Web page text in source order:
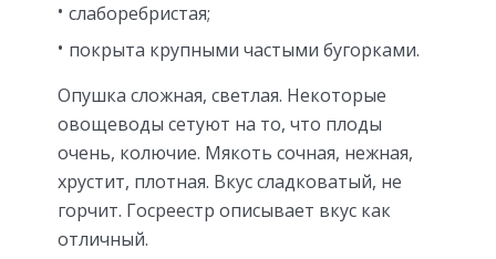
слаборебристая;
покрыта крупными частыми бугорками.
Опушка сложная, светлая. Некоторые
овощеводы сетуют на то, что плоды
очень, колючие. Мякоть сочная, нежная,
хрустит, плотная. Вкус сладковатый, не
горчит. Госреестр описывает вкус как
отличный.